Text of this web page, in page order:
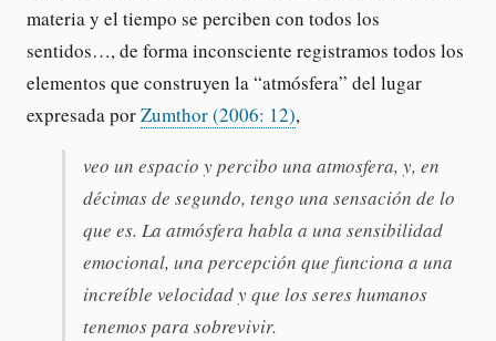
materia y el tiempo se perciben con todos los
sentidos…, de forma inconsciente registramos todos los
elementos que construyen la “atmósfera” del lugar
expresada porZumthor (2006: 12),
veo un espacio y percibo una atmosfera, y, en
décimas de segundo, tengo una sensación de lo
que es. La atmósfera habla a una sensibilidad
emocional, una percepción que funciona a una
increíble velocidad y que los seres humanos
tenemos para sobrevivir.